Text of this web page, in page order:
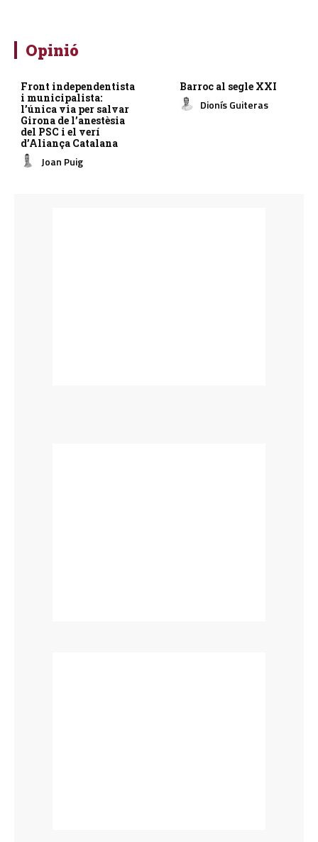
Opinió
Front independentista
i municipalista:
l’única via per salvar
Girona de l’anestèsia
del PSC i el verí
d’Aliança Catalana
Joan Puig
Barroc al segle XXI
Dionís Guiteras